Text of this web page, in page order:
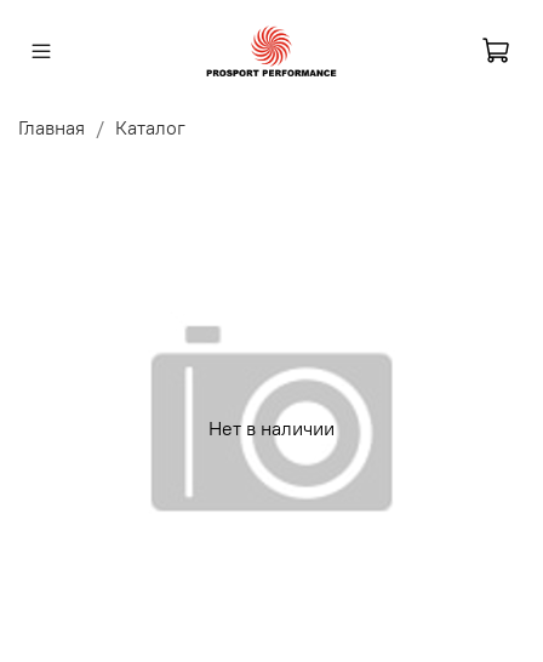
Главная Каталог
Нет в наличии